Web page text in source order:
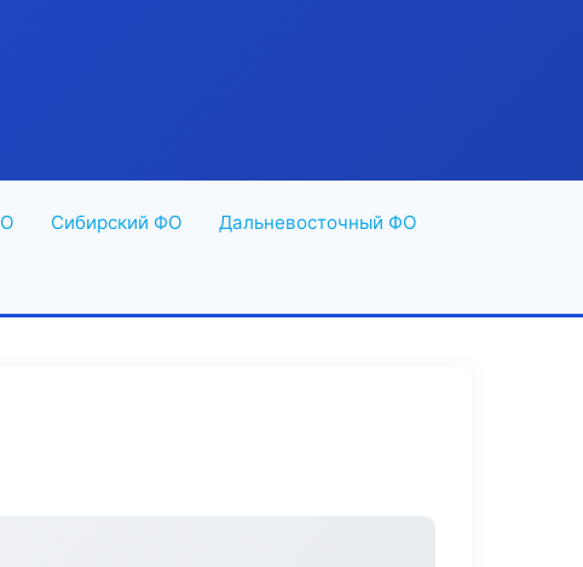
Сибирский ФО Дальневосточный ФО